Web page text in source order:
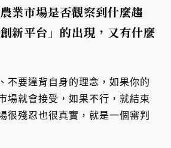
業市場是否觀察到什麼趨
新平台」的出現，又有什麼
不要違背自身的理念，如果你的
場就會接受，如果不行，就結束
很殘忍也很真實，就是一個審判